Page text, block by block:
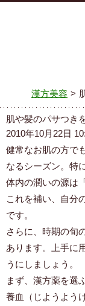
漢方美容 >
肌や髪のパサつき
2010年10月22日
健常なお肌の方で
なるシーズン。特
体内の潤いの源は
これを補い、自分
です。
さらに、時期の旬
あります。上手に
うにしましょう。
まず、漢方薬を選
養血（じようよう